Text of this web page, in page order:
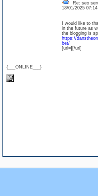
{___ONLINE___}
Re: seo
18/01/2025
I would like to
in the future as
the blogging is
https://
bet/
[url=][/url]